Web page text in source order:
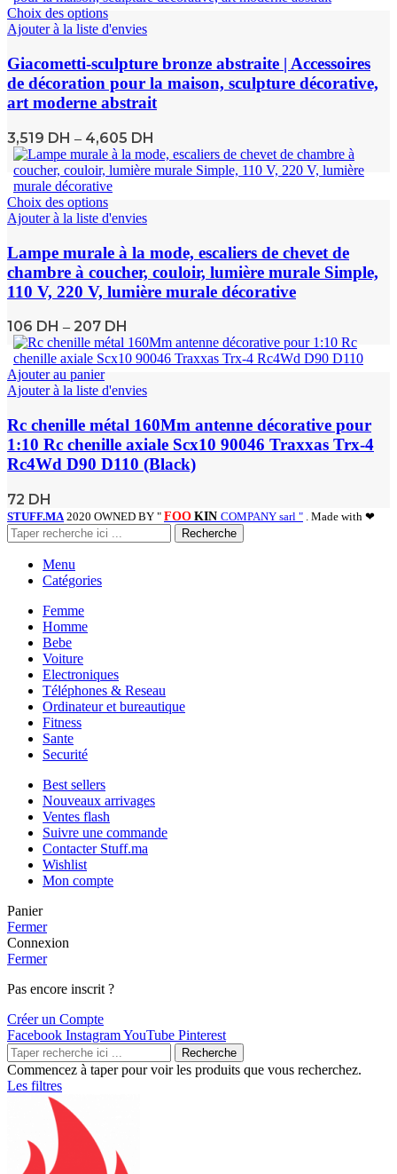
Choix des options
Ajouter à la liste d'envies
Giacometti-sculpture bronze abstraite | Accessoires
de décoration pour la maison, sculpture décorative,
art moderne abstrait
3,519 DH – 4,605 DH
Choix des options
Ajouter à la liste d'envies
Lampe murale à la mode, escaliers de chevet de
chambre à coucher, couloir, lumière murale Simple,
110 V, 220 V, lumière murale décorative
106 DH – 207 DH
Ajouter au panier
Ajouter à la liste d'envies
Rc chenille métal 160Mm antenne décorative pour
1:10 Rc chenille axiale Scx10 90046 Traxxas Trx-4
Rc4Wd D90 D110 (Black)
72 DH
STUFF.MA 2020 OWNED BY " FOO KIN COMPANY sarl " . Made with ❤
Recherche
Menu
Catégories
Femme
Homme
Bebe
Voiture
Electroniques
Téléphones & Reseau
Ordinateur et bureautique
Fitness
Sante
Securité
Best sellers
Nouveaux arrivages
Ventes flash
Suivre une commande
Contacter Stuff.ma
Wishlist
Mon compte
Panier
Fermer
Connexion
Fermer
Pas encore inscrit ?
Créer un Compte
Facebook InstagramYouTube Pinterest
Recherche
Commencez à taper pour voir les produits que vous recherchez.
Les filtres